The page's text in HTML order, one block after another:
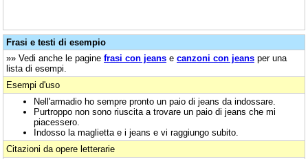
Frasi e testi di esempio
»» Vedi anche le pagine frasi con jeans e canzoni con jeans per una
lista di esempi.
Esempi d'uso
Nell'armadio ho sempre pronto un paio di jeans da indossare.
Purtroppo non sono riuscita a trovare un paio di jeans che mi
piacessero.
Indosso la maglietta e i jeans e vi raggiungo subito.
Citazioni da opere letterarie